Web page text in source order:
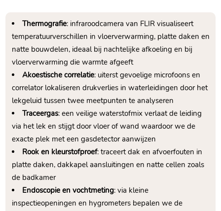
Thermografie: infraroodcamera van FLIR visualiseert
temperatuurverschillen in vloerverwarming, platte daken en
natte bouwdelen, ideaal bij nachtelijke afkoeling en bij
vloerverwarming die warmte afgeeft
Akoestische correlatie: uiterst gevoelige microfoons en
correlator lokaliseren drukverlies in waterleidingen door het
lekgeluid tussen twee meetpunten te analyseren
Traceergas: een veilige waterstofmix verlaat de leiding
via het lek en stijgt door vloer of wand waardoor we de
exacte plek met een gasdetector aanwijzen
Rook en kleurstofproef: traceert dak en afvoerfouten in
platte daken, dakkapel aansluitingen en natte cellen zoals
de badkamer
Endoscopie en vochtmeting: via kleine
inspectieopeningen en hygrometers bepalen we de